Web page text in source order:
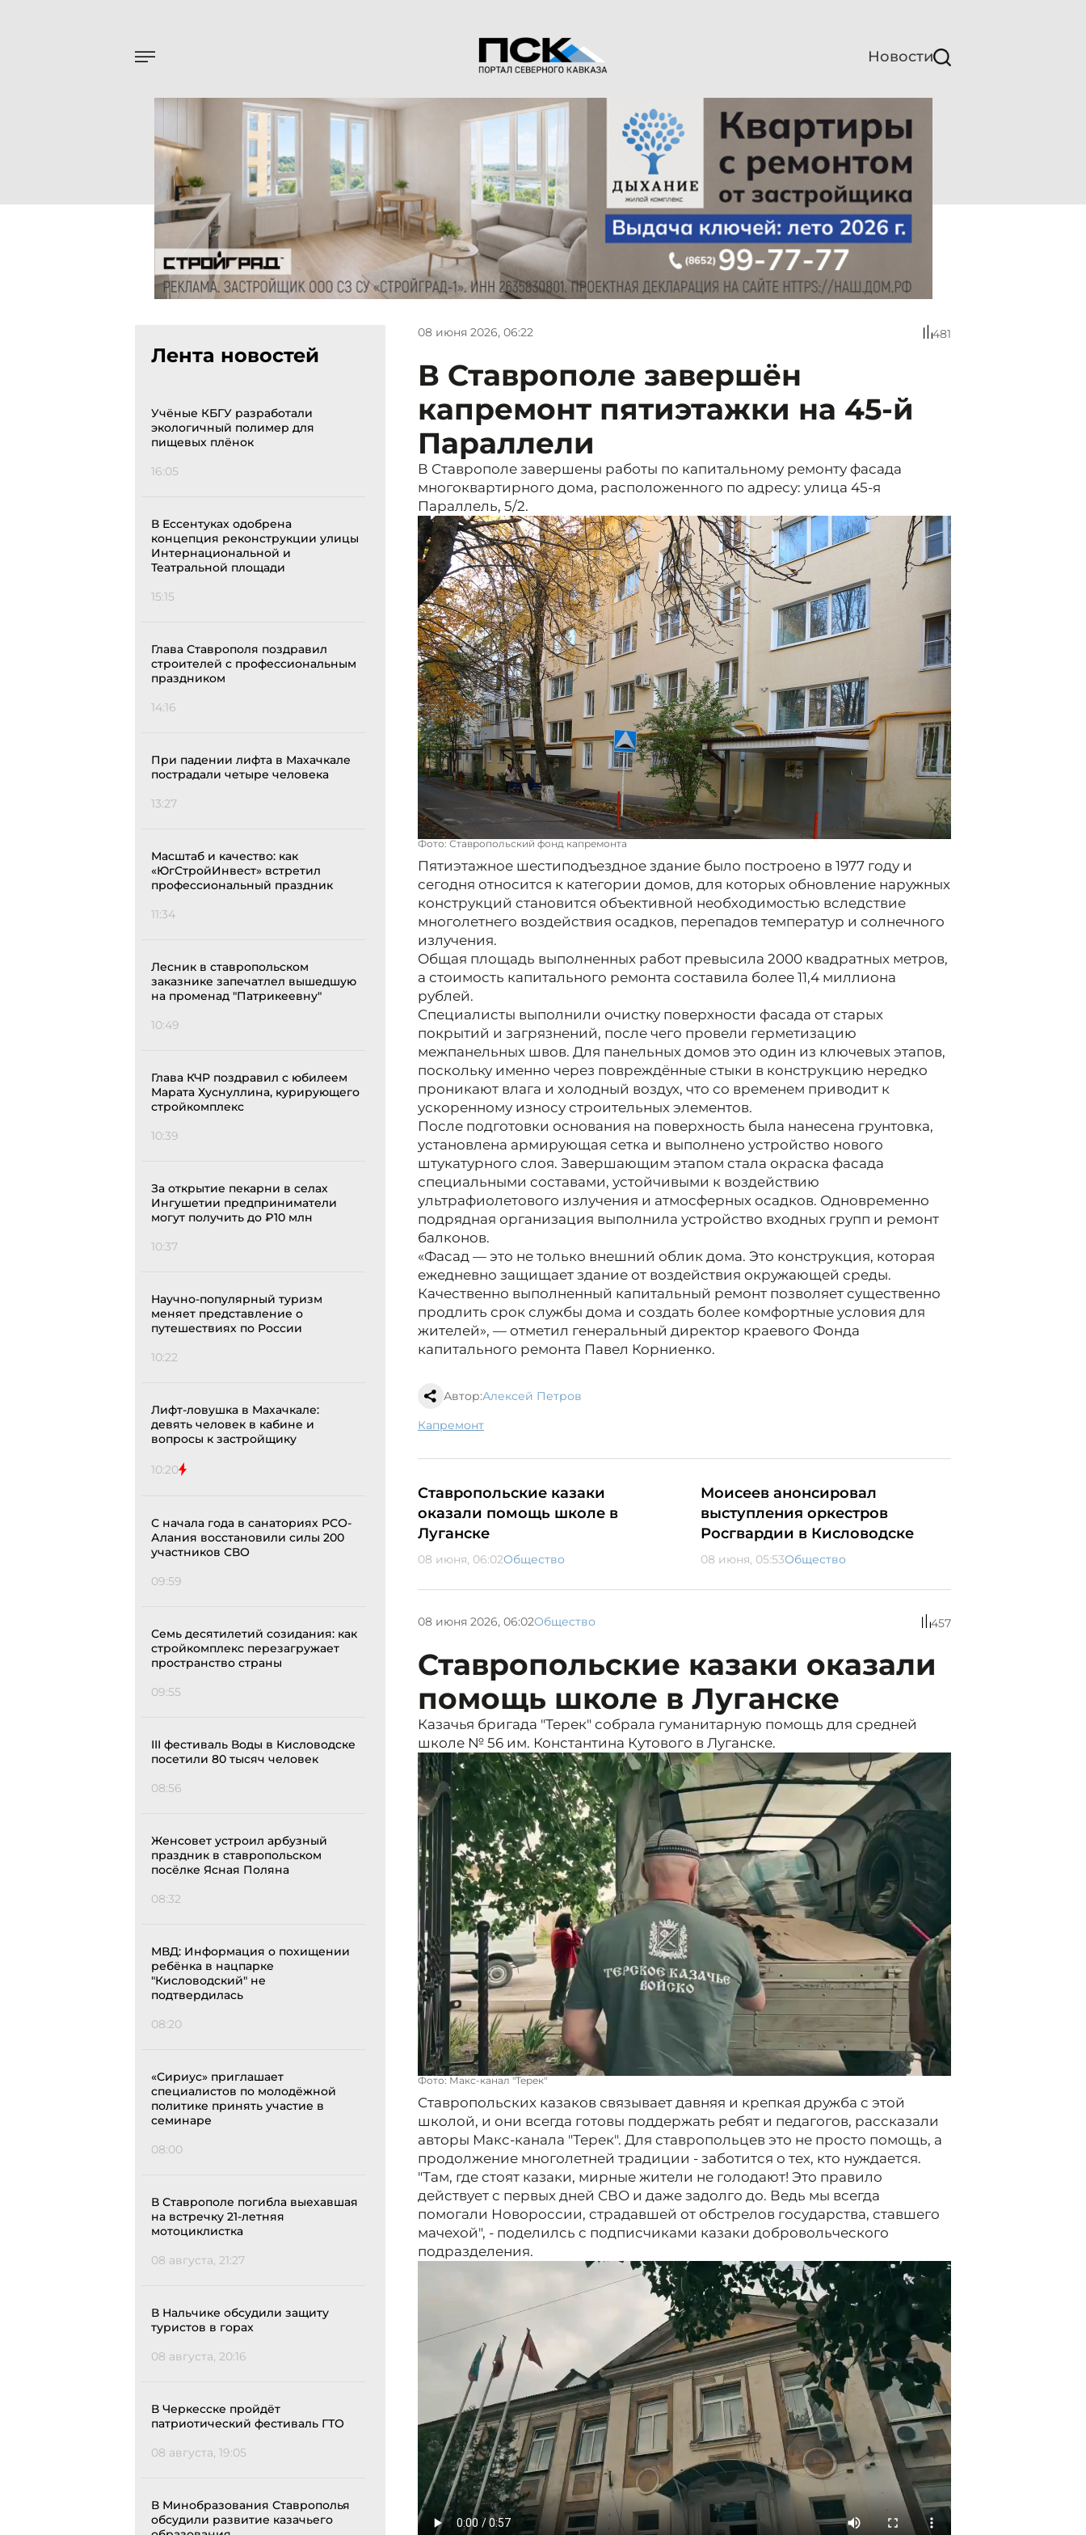
Новости
Лента новостей
Учёные КБГУ разработали
экологичный полимер для
пищевых плёнок
16:05
В Ессентуках одобрена
концепция реконструкции улицы
Интернациональной и
Театральной площади
15:15
Глава Ставрополя поздравил
строителей с профессиональным
праздником
14:16
При падении лифта в Махачкале
пострадали четыре человека
13:27
Масштаб и качество: как
«ЮгСтройИнвест» встретил
профессиональный праздник
11:34
Лесник в ставропольском
заказнике запечатлел вышедшую
на променад "Патрикеевну"
10:49
Глава КЧР поздравил с юбилеем
Марата Хуснуллина, курирующего
стройкомплекс
10:39
За открытие пекарни в селах
Ингушетии предприниматели
могут получить до ₽10 млн
10:37
Научно-популярный туризм
меняет представление о
путешествиях по России
10:22
Лифт-ловушка в Махачкале:
девять человек в кабине и
вопросы к застройщику
10:20
С начала года в санаториях РСО-
Алания восстановили силы 200
участников СВО
09:59
Семь десятилетий созидания: как
стройкомплекс перезагружает
пространство страны
09:55
III фестиваль Воды в Кисловодске
посетили 80 тысяч человек
08:56
Женсовет устроил арбузный
праздник в ставропольском
посёлке Ясная Поляна
08:32
МВД: Информация о похищении
ребёнка в нацпарке
"Кисловодский" не
подтвердилась
08:20
«Сириус» приглашает
специалистов по молодёжной
политике принять участие в
семинаре
08:00
В Ставрополе погибла выехавшая
на встречку 21-летняя
мотоциклистка
08 августа, 21:27
В Нальчике обсудили защиту
туристов в горах
08 августа, 20:16
В Черкесске пройдёт
патриотический фестиваль ГТО
08 августа, 19:05
В Минобразования Ставрополья
обсудили развитие казачьего
08 июня 2026, 06:22 481
В Ставрополе завершён
капремонт пятиэтажки на 45-й
Параллели
В Ставрополе завершены работы по капитальному ремонту фасада
многоквартирного дома, расположенного по адресу: улица 45-я
Параллель, 5/2.
Фото: Ставропольский фонд капремонта
Пятиэтажное шестиподъездное здание было построено в 1977 году и
сегодня относится к категории домов, для которых обновление наружных
конструкций становится объективной необходимостью вследствие
многолетнего воздействия осадков, перепадов температур и солнечного
излучения.
Общая площадь выполненных работ превысила 2000 квадратных метров,
а стоимость капитального ремонта составила более 11,4 миллиона
рублей.
Специалисты выполнили очистку поверхности фасада от старых
покрытий и загрязнений, после чего провели герметизацию
межпанельных швов. Для панельных домов это один из ключевых этапов,
поскольку именно через повреждённые стыки в конструкцию нередко
проникают влага и холодный воздух, что со временем приводит к
ускоренному износу строительных элементов.
После подготовки основания на поверхность была нанесена грунтовка,
установлена армирующая сетка и выполнено устройство нового
штукатурного слоя. Завершающим этапом стала окраска фасада
специальными составами, устойчивыми к воздействию
ультрафиолетового излучения и атмосферных осадков. Одновременно
подрядная организация выполнила устройство входных групп и ремонт
балконов.
«Фасад — это не только внешний облик дома. Это конструкция, которая
ежедневно защищает здание от воздействия окружающей среды.
Качественно выполненный капитальный ремонт позволяет существенно
продлить срок службы дома и создать более комфортные условия для
жителей», — отметил генеральный директор краевого Фонда
капитального ремонта Павел Корниенко.
Автор:Алексей Петров
капремонт
Ставропольские казаки
оказали помощь школе в
Луганске
08 июня, 06:02Общество
Моисеев анонсировал
выступления оркестров
Росгвардии в Кисловодске
08 июня, 05:53Общество
08 июня 2026, 06:02Общество 457
Ставропольские казаки оказали
помощь школе в Луганске
Казачья бригада "Терек" собрала гуманитарную помощь для средней
школе № 56 им. Константина Кутового в Луганске.
Фото: Макс-канал "Терек"
Ставропольских казаков связывает давняя и крепкая дружба с этой
школой, и они всегда готовы поддержать ребят и педагогов, рассказали
авторы Макс-канала "Терек". Для ставропольцев это не просто помощь, а
продолжение многолетней традиции - заботится о тех, кто нуждается.
"Там, где стоят казаки, мирные жители не голодают! Это правило
действует с первых дней СВО и даже задолго до. Ведь мы всегда
помогали Новороссии, страдавшей от обстрелов государства, ставшего
мачехой", - поделилсь с подписчиками казаки добровольческого
подразделения.